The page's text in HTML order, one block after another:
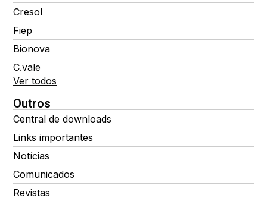
Cresol
Fiep
Bionova
C.vale
Ver todos
Outros
Central de downloads
Links importantes
Notícias
Comunicados
Revistas